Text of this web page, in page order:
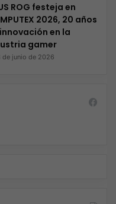
ROG festeja en
2026, 20 años
en la
gamer
de junio de 2026